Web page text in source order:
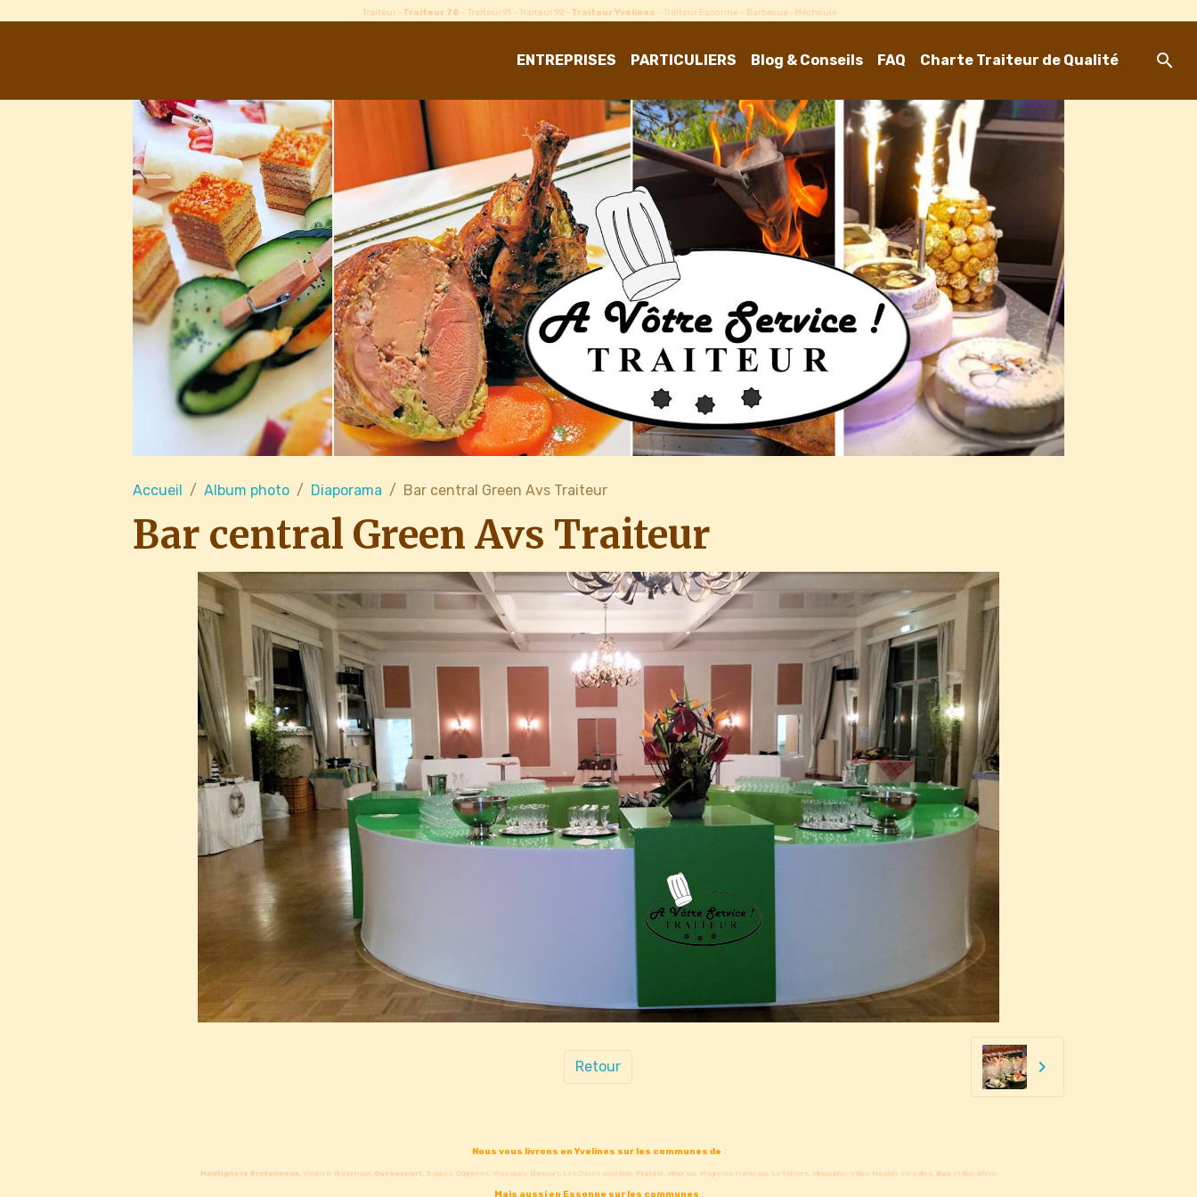
Traiteur -Traiteur 78 - Traiteur 91 - Traiteur 92 -Traiteur Yvelines - Traiteur Essonne - Barbecue -Méchouie
ENTREPRISES PARTICULIERS Blog & Conseils FAQ Charte Traiteur de Qualité
Accueil Album photo Diaporama Bar central Green Avs Traiteur
Bar central Green Avs Traiteur
Retour
Nous vous livrons en Yvelines sur les communes de :
Montigny le Bretonneux,Voisins le Bretonneux, Guyancourt,Trappes, Coignières, Maurepas, Elancourt,Les Clayes sous bois, Plaisir, Villepreux, Magny les Hameaux, La Verriere, Villacoublay, Vélizy, Meudon, Versailles, Buc et Bois d'Arcy.
Mais aussi en Essonne sur les communes :